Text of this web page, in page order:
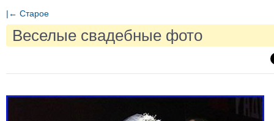
|← Старое
Веселые свадебные фото